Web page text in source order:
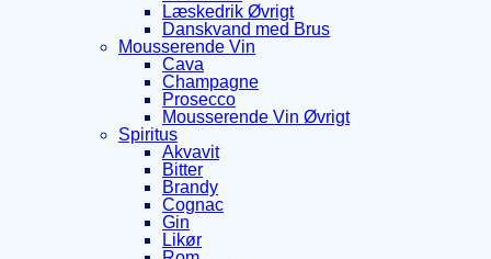
Læskedrik Øvrigt
Danskvand med Brus
Mousserende Vin
Cava
Champagne
Prosecco
Mousserende Vin Øvrigt
Spiritus
Akvavit
Bitter
Brandy
Cognac
Gin
Likør